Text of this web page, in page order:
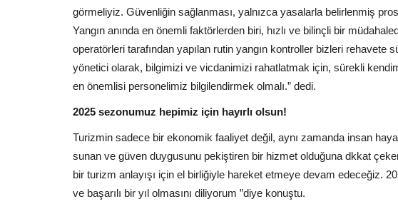
görmeliyiz. Güvenliğin sağlanması, yalnızca yasalarla belirlenmiş
Yangın anında en önemli faktörlerden biri, hızlı ve bilinçli bir
operatörleri tarafından yapılan rutin yangın kontroller bizleri rehavete
yönetici olarak, bilgimizi ve vicdanimizi rahatlatmak için, sürekli
en önemlisi personelimiz bilgilendirmek olmalı.” dedi.
2025 sezonumuz hepimiz için hayırlı olsun!
Turizmin sadece bir ekonomik faaliyet değil, aynı zamanda insan
sunan ve güven duygusunu pekiştiren bir hizmet olduğuna dkkat
bir turizm anlayışı için el birliğiyle hareket etmeye devam edeceğiz.
ve başarılı bir yıl olmasını diliyorum ”diye konuştu.